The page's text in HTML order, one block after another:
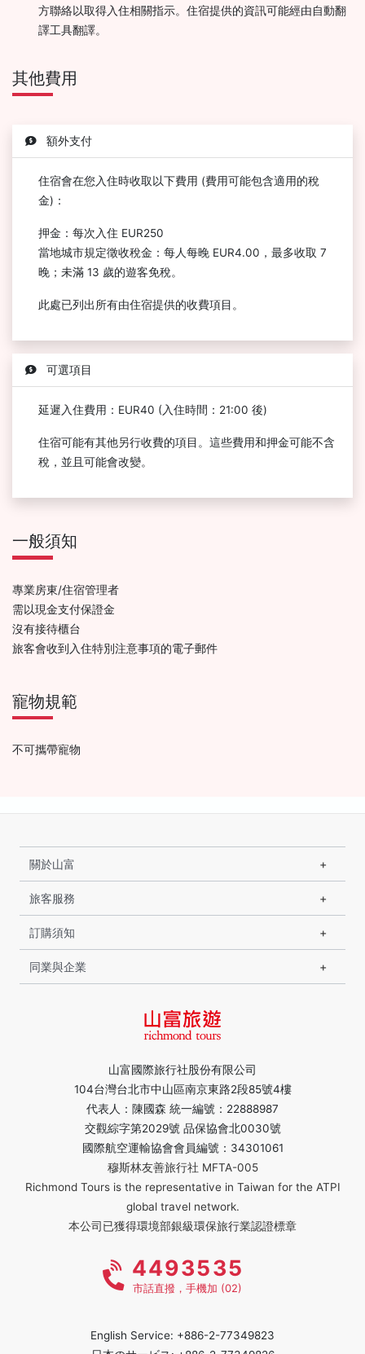
方聯絡以取得入住相關指示。住宿提供的資訊可能經由自動翻
譯工具翻譯。
其他費用
額外支付
住宿會在您入住時收取以下費用 (費用可能包含適用的稅
金)：
押金：每次入住 EUR250
當地城市規定徵收稅金：每人每晚 EUR4.00，最多收取 7
晚；未滿 13 歲的遊客免稅。
此處已列出所有由住宿提供的收費項目。
可選項目
延遲入住費用：EUR40 (入住時間：21:00 後)
住宿可能有其他另行收費的項目。這些費用和押金可能不含
稅，並且可能會改變。
一般須知
專業房東/住宿管理者
需以現金支付保證金
沒有接待櫃台
旅客會收到入住特別注意事項的電子郵件
寵物規範
不可攜帶寵物
山富國際旅行社股份有限公司
104台灣台北市中山區南京東路2段85號4樓
代表人：陳國森 統一編號：22888987
交觀綜字第2029號 品保協會北0030號
國際航空運輸協會會員編號：34301061
穆斯林友善旅行社 MFTA-005
Richmond Tours is the representative in Taiwan for the ATPI
global travel network.
本公司已獲得環境部銀級環保旅行業認證標章
關於山富
旅客服務
訂購須知
同業與企業
4493535
市話直撥，手機加 (02)
English Service: +886-2-77349823